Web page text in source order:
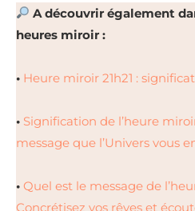
A découvrir également
heures miroir :
• Heure miroir 21h21 :
• Signification de l’heure
message que l’Univers vous
• Quel est le message de
Concrétisez vos rêves et